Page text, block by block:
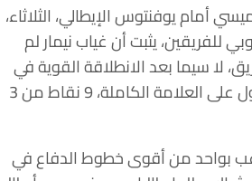
أمام يوفنتوس الإيطالي، الثلاثاء،
للفريقين، يثبت أن غياب نيمار لم
لا سيما بعد الانطلاقة القوية في
الدوري الإسباني بالحصول على العلامة الكاملة، 9 نقاط من 3
بواحد من أقوى خطوط الدفاع في